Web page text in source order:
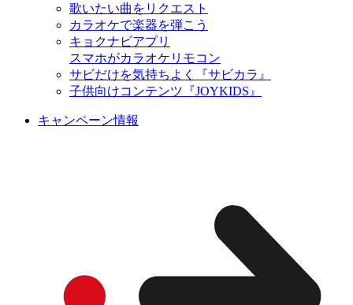
歌いたい曲をリクエスト
カラオケで楽器を弾こう
キョクナビアプリ
スマホがカラオケリモコン
サビだけを気持ちよく『サビカラ』
子供向けコンテンツ『JOYKIDS』
キャンペーン情報